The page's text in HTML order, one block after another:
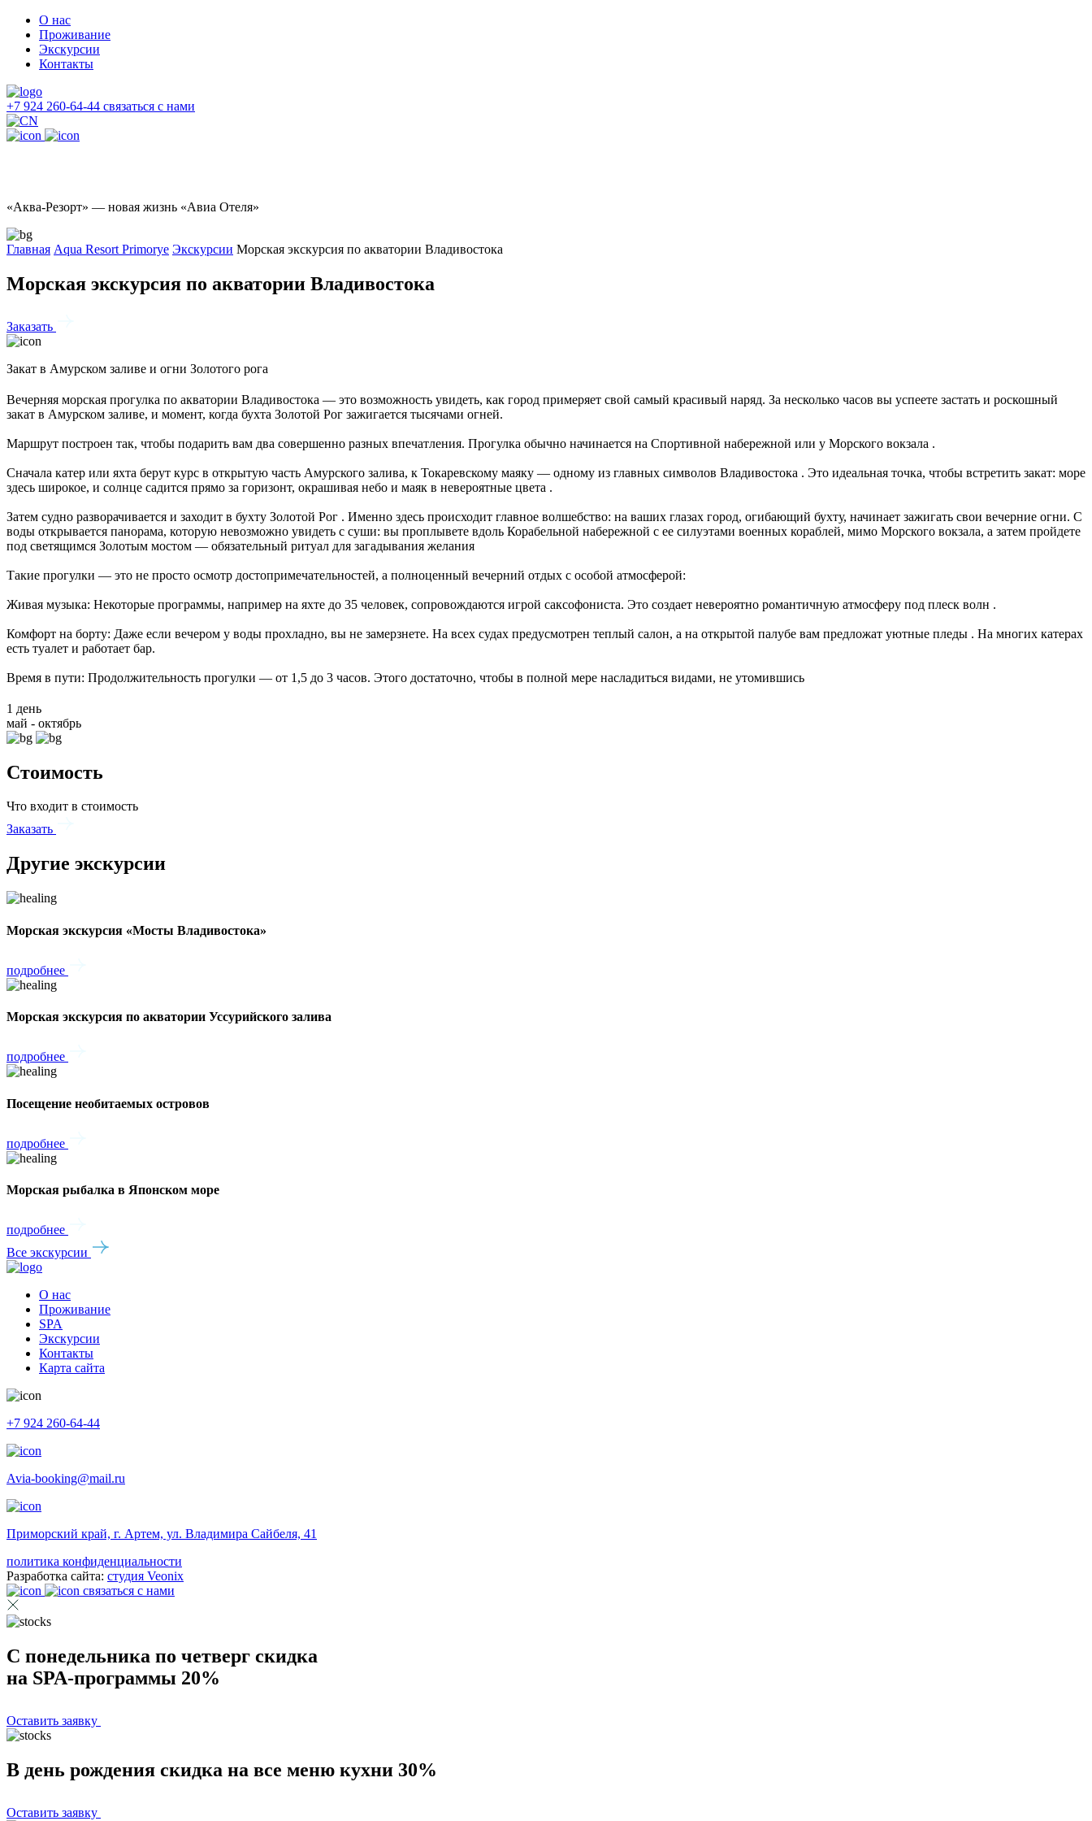
О нас
Проживание
Экскурсии
Контакты
+7 924 260-64-44 связаться с нами
«Аква-Резорт» — новая жизнь «Авиа Отеля»
Главная Aqua Resort Primorye Экскурсии Морская экскурсия по акватории Владивостока
Морская экскурсия по акватории Владивостока
Заказать
Закат в Амурском заливе и огни Золотого рога
Вечерняя морская прогулка по акватории Владивостока — это возможность увидеть, как город примеряет свой самый красивый наряд. За несколько часов вы успеете застать и роскошный
закат в Амурском заливе, и момент, когда бухта Золотой Рог зажигается тысячами огней.
Маршрут построен так, чтобы подарить вам два совершенно разных впечатления. Прогулка обычно начинается на Спортивной набережной или у Морского вокзала .
Сначала катер или яхта берут курс в открытую часть Амурского залива, к Токаревскому маяку — одному из главных символов Владивостока . Это идеальная точка, чтобы встретить закат: море
здесь широкое, и солнце садится прямо за горизонт, окрашивая небо и маяк в невероятные цвета .
Затем судно разворачивается и заходит в бухту Золотой Рог . Именно здесь происходит главное волшебство: на ваших глазах город, огибающий бухту, начинает зажигать свои вечерние огни. С
воды открывается панорама, которую невозможно увидеть с суши: вы проплывете вдоль Корабельной набережной с ее силуэтами военных кораблей, мимо Морского вокзала, а затем пройдете
под светящимся Золотым мостом — обязательный ритуал для загадывания желания
Такие прогулки — это не просто осмотр достопримечательностей, а полноценный вечерний отдых с особой атмосферой:
Живая музыка: Некоторые программы, например на яхте до 35 человек, сопровождаются игрой саксофониста. Это создает невероятно романтичную атмосферу под плеск волн .
Комфорт на борту: Даже если вечером у воды прохладно, вы не замерзнете. На всех судах предусмотрен теплый салон, а на открытой палубе вам предложат уютные пледы . На многих катерах
есть туалет и работает бар.
Время в пути: Продолжительность прогулки — от 1,5 до 3 часов. Этого достаточно, чтобы в полной мере насладиться видами, не утомившись
1 день
май - октябрь
Стоимость
Что входит в стоимость
Заказать
Другие экскурсии
Морская экскурсия «Мосты Владивостока»
подробнее
Морская экскурсия по акватории Уссурийского залива
подробнее
Посещение необитаемых островов
подробнее
Морская рыбалка в Японском море
подробнее
Все экскурсии
О нас
Проживание
SPA
Экскурсии
Контакты
Карта сайта
+7 924 260-64-44
Avia-booking@mail.ru
Приморский край, г. Артем, ул. Владимира Сайбеля, 41
политика конфиденциальности
Разработка сайта: студия Veonix
связаться с нами
С понедельника по четверг скидка
на SPA-программы 20%
Оставить заявку
В день рождения скидка на все меню кухни 30%
Оставить заявку